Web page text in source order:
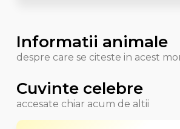
Informatii animale
despre care se citeste in acest
Cuvinte celebre
accesate chiar acum de altii